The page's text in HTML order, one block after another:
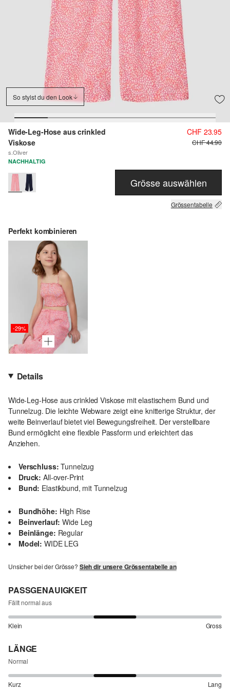
So stylst du den Look
Wide-Leg-Hose aus crinkled
Viskose
s.Oliver
CHF 23.95
CHF 44.90
NACHHALTIG
Grösse auswählen
Grössentabelle
Perfekt kombinieren
-29%
Details
Wide-Leg-Hose aus crinkled Viskose mit elastischem Bund und
Tunnelzug. Die leichte Webware zeigt eine knitterige Struktur, der
weite Beinverlauf bietet viel Bewegungsfreiheit. Der verstellbare
Bund ermöglicht eine flexible Passform und erleichtert das
Anziehen.
Verschluss: Tunnelzug
Druck: All-over-Print
Bund: Elastikbund, mit Tunnelzug
Bundhöhe: High Rise
Beinverlauf: Wide Leg
Beinlänge: Regular
Model: WIDE LEG
Unsicher bei der Grösse? Sieh dir unsere Grössentabelle an
PASSGENAUIGKEIT
Fällt normal aus
Klein Gross
LÄNGE
Normal
Kurz Lang